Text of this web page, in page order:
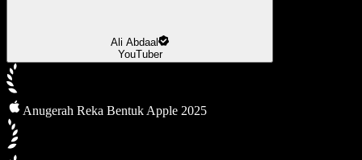
Ali Abdaal
YouTuber
Anugerah Reka Bentuk Apple 2025